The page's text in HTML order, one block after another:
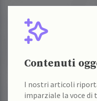
Contenuti
I nostri articoli
imparziale la voce